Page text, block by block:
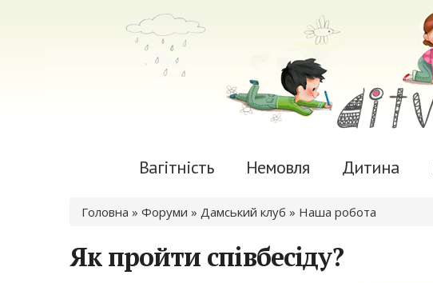
Вагітність Немовля Дитина
Ви є тут
Головна » Форуми » Дамський клуб » Наша робота
Як пройти співбесіду?